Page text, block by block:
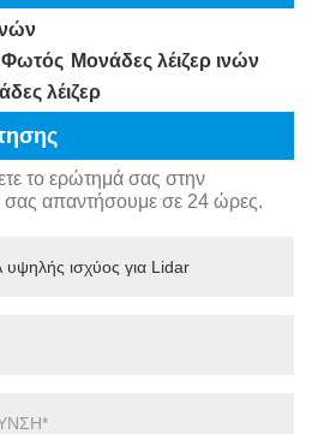
Φωτός Μονάδες λέιζερ ινών
λέιζερ
το ερώτημά σας στην
απαντήσουμε σε 24 ώρες.